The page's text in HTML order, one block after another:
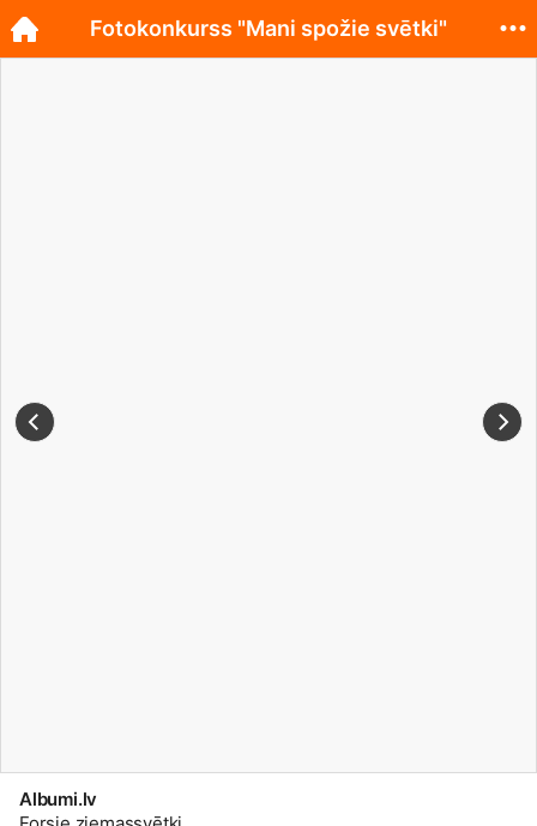
Albumi.lv
Fotokonkurss "Mani spožie svētki"